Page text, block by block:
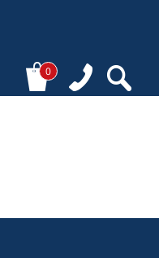
0